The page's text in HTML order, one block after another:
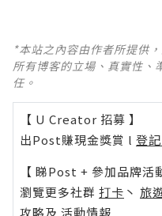
*本站之內容由作者所提供
所有博客的立場、真實性、
任。
【 U Creator 招募 】
出Post賺現金獎賞 l 登
【 睇Post + 參加品牌活
瀏覽更多社群 打卡 丶 旅
攻略及 活動情報